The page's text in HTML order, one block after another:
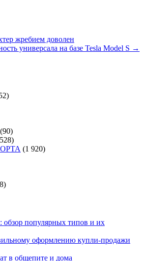
жребием доволен
универсала на базе Tesla Model S →
(90)
(1 920)
обзор популярных типов и их
оформлению купли-продажи
в общепите и дома